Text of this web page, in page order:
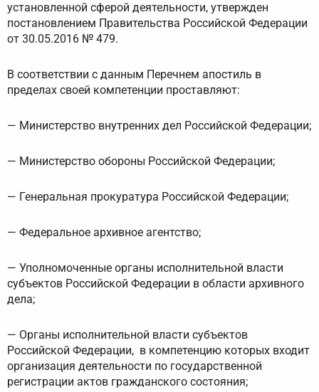
установленной сферой деятельности, утвержден
постановлением Правительства Российской Федерации
от 30.05.2016 № 479.
В соответствии с данным Перечнем апостиль в
пределах своей компетенции проставляют:
— Министерство внутренних дел Российской Федерации;
— Министерство обороны Российской Федерации;
— Генеральная прокуратура Российской Федерации;
— Федеральное архивное агентство;
— Уполномоченные органы исполнительной власти
субъектов Российской Федерации в области архивного
дела;
— Органы исполнительной власти субъектов
Российской Федерации, в компетенцию которых входит
организация деятельности по государственной
регистрации актов гражданского состояния;